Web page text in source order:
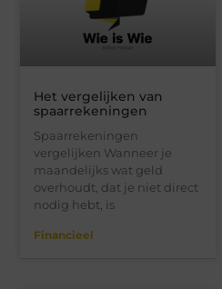
Het vergelijken van
spaarrekeningen
Spaarrekeningen
vergelijken Wanneer je
maandelijks wat geld
overhoudt, dat je niet direct
nodig hebt, is
Financieel